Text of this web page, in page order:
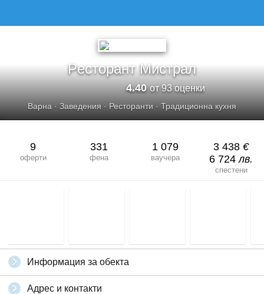
Pесторант Мистрал
4.40от 93 оценки
Варна · Заведения · Ресторанти · Традиционна кухня
9
оферти
331
фена
1 079
ваучера
3 438 €
6 724лв.
спестени
Информация за обекта
Адрес и контакти